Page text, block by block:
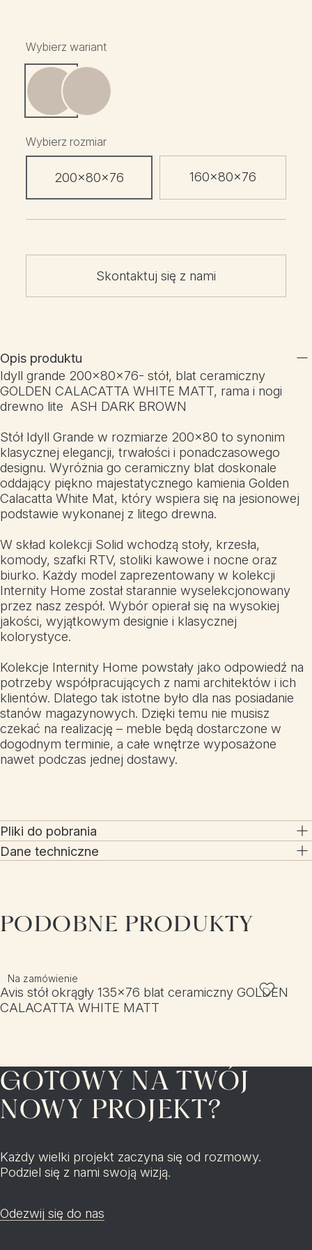
Opis produktu
Idyll grande 200x80x76- stół, blat ceramiczny
GOLDEN CALACATTA WHITE MATT, rama i nogi
drewno lite ASH DARK BROWN
Stół Idyll Grande w rozmiarze 200×80 to synonim
klasycznej elegancji, trwałości i ponadczasowego
designu. Wyróżnia go ceramiczny blat doskonale
oddający piękno majestatycznego kamienia Golden
Calacatta White Mat, który wspiera się na jesionowej
podstawie wykonanej z litego drewna.
W skład kolekcji Solid wchodzą stoły, krzesła,
komody, szafki RTV, stoliki kawowe i nocne oraz
biurko. Każdy model zaprezentowany w kolekcji
Internity Home został starannie wyselekcjonowany
przez nasz zespół. Wybór opierał się na wysokiej
jakości, wyjątkowym designie i klasycznej
kolorystyce.
Kolekcje Internity Home powstały jako odpowiedź na
potrzeby współpracujących z nami architektów i ich
klientów. Dlatego tak istotne było dla nas posiadanie
stanów magazynowych. Dzięki temu nie musisz
czekać na realizację – meble będą dostarczone w
dogodnym terminie, a całe wnętrze wyposażone
nawet podczas jednej dostawy.
Pliki do pobrania
Dane techniczne
Wybierz wariant
Wybierz rozmiar
200x80x76 160x80x76
Skontaktuj się z nami
PODOBNE PRODUKTY
Na zamówienie
Avis stół okrągły 135x76 blat ceramiczny GOLDEN
CALACATTA WHITE MATT
GOTOWY NA TWÓJ
NOWY PROJEKT?
Każdy wielki projekt zaczyna się od rozmowy.
Podziel się z nami swoją wizją.
Odezwij się do nas